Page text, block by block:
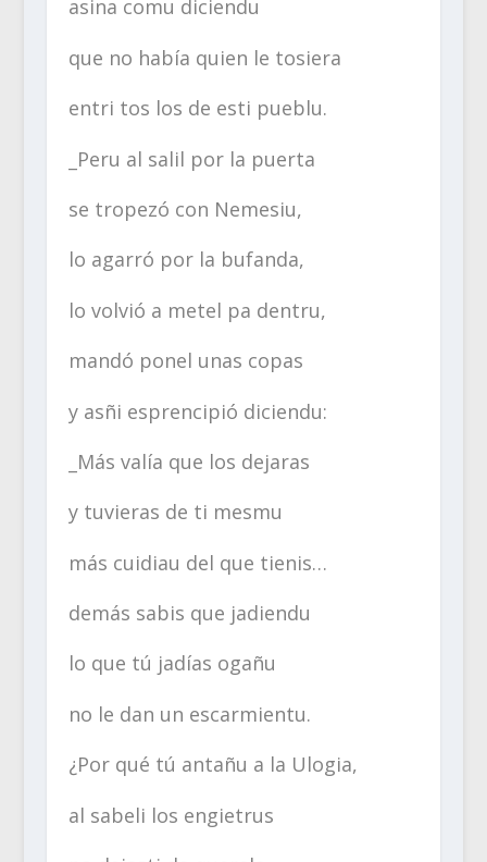
asina comu diciendu
que no había quien le tosiera
entri tos los de esti pueblu.
_Peru al salil por la puerta
se tropezó con Nemesiu,
lo agarró por la bufanda,
lo volvió a metel pa dentru,
mandó ponel unas copas
y asñi esprencipió diciendu:
_Más valía que los dejaras
y tuvieras de ti mesmu
más cuidiau del que tienis…
demás sabis que jadiendu
lo que tú jadías ogañu
no le dan un escarmientu.
¿Por qué tú antañu a la Ulogia,
al sabeli los engietrus